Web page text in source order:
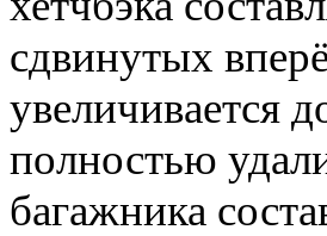
сдвинутых
увеличивается
полностью
багажника